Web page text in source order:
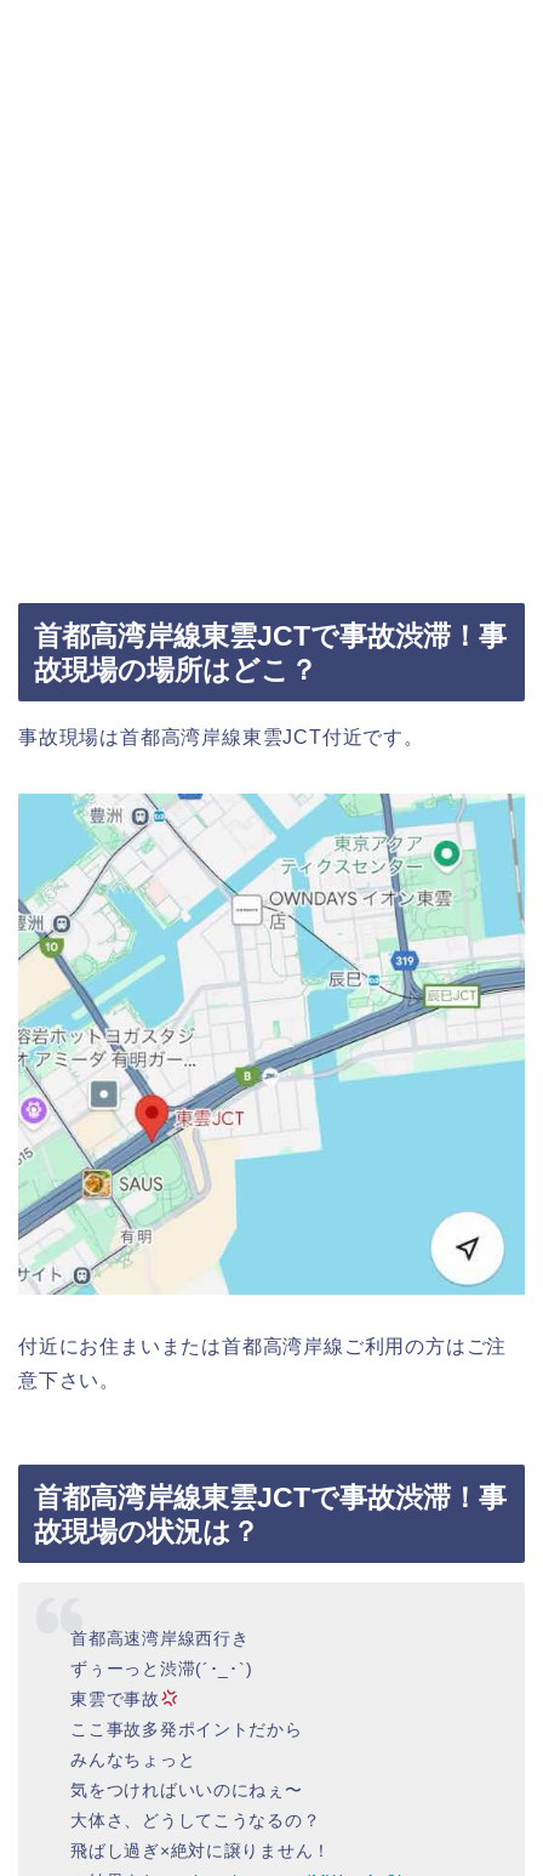
首都高湾岸線東雲JCTで事故渋滞！事
故現場の場所はどこ？
事故現場は首都高湾岸線東雲JCT付近です。
付近にお住まいまたは首都高湾岸線ご利用の方はご注
意下さい。
首都高湾岸線東雲JCTで事故渋滞！事
故現場の状況は？
首都高速湾岸線西行き
ずぅーっと渋滞(´･_･`)
東雲で事故
ここ事故多発ポイントだから
みんなちょっと
気をつければいいのにねぇ〜
大体さ、どうしてこうなるの？
飛ばし過ぎ×絶対に譲りません！